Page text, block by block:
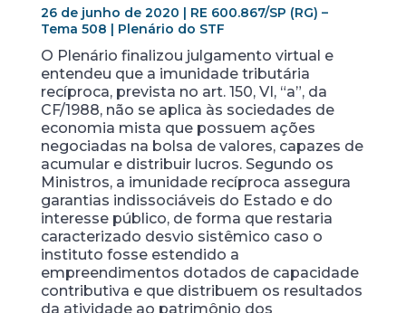
26 de junho de 2020 | RE 600.867/SP (RG) –
Tema 508 | Plenário do STF
O Plenário finalizou julgamento virtual e
entendeu que a imunidade tributária
recíproca, prevista no art. 150, VI, “a”, da
CF/1988, não se aplica às sociedades de
economia mista que possuem ações
negociadas na bolsa de valores, capazes de
acumular e distribuir lucros. Segundo os
Ministros, a imunidade recíproca assegura
garantias indissociáveis do Estado e do
interesse público, de forma que restaria
caracterizado desvio sistêmico caso o
instituto fosse estendido a
empreendimentos dotados de capacidade
contributiva e que distribuem os resultados
da atividade ao patrimônio dos